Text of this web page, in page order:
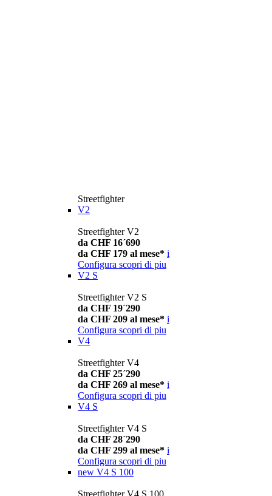
Streetfighter
V2
Streetfighter V2
da CHF 16´690
da CHF 179 al mese* i
Configura scopri di piu
V2 S
Streetfighter V2 S
da CHF 19´290
da CHF 209 al mese* i
Configura scopri di piu
V4
Streetfighter V4
da CHF 25´290
da CHF 269 al mese* i
Configura scopri di piu
V4 S
Streetfighter V4 S
da CHF 28´290
da CHF 299 al mese* i
Configura scopri di piu
new V4 S 100
Streetfighter V4 S 100